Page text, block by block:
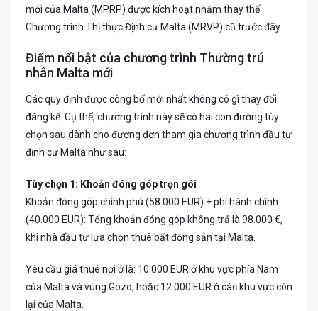
mới của Malta (MPRP) được kích hoạt nhằm thay thế
Chương trình Thị thực Định cư Malta (MRVP) cũ trước đây.
Điểm nổi bật của chương trình Thường trú
nhân Malta mới
Các quy định được công bố mới nhất không có gì thay đổi
đáng kể. Cụ thể, chương trình này sẽ có hai con đường tùy
chọn sau dành cho đương đơn tham gia chương trình đầu tư
định cư Malta như sau:
Tùy chọn 1: Khoản đóng góp trọn gói
Khoản đóng góp chính phủ (58.000 EUR) + phí hành chính
(40.000 EUR): Tổng khoản đóng góp không trả là 98.000 €,
khi nhà đầu tư lựa chọn thuê bất động sản tại Malta.
Yêu cầu giá thuê nơi ở là: 10.000 EUR ở khu vực phía Nam
của Malta và vùng Gozo, hoặc 12.000 EUR ở các khu vực còn
lại của Malta.